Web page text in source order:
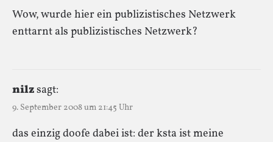
Wow, wurde hier ein publizistisches Netzwerk
enttarnt als publizistisches Netzwerk?
nilzsagt:
9. September 2008 um 21:45 Uhr
das einzig doofe dabei ist: der ksta ist meine